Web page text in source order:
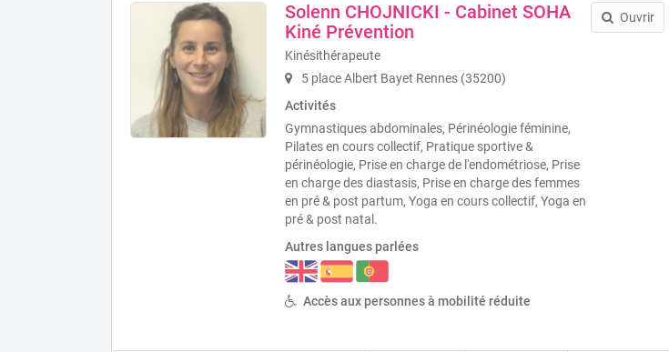
Solenn CHOJNICKI - Cabinet SOHA
Kiné Prévention
Kinésithérapeute
5 place Albert Bayet Rennes (35200)
Activités
Gymnastiques abdominales, Périnéologie féminine,
Pilates en cours collectif, Pratique sportive &
périnéologie, Prise en charge de l'endométriose, Prise
en charge des diastasis, Prise en charge des femmes
en pré & post partum, Yoga en cours collectif, Yoga en
pré & post natal.
Autres langues parlées
Accès aux personnes à mobilité réduite
Ouvrir